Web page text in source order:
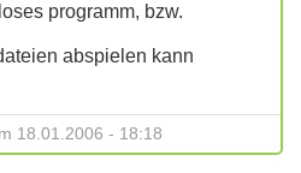
programm, bzw.
abspielen kann
18.01.2006 - 18:18